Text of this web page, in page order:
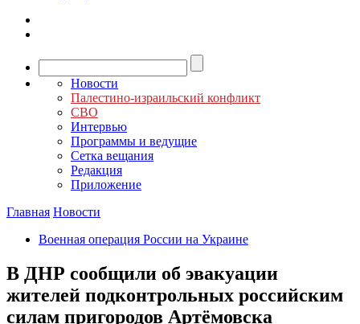
Новости
Палестино-израильский конфликт
СВО
Интервью
Программы и ведущие
Сетка вещания
Редакция
Приложение
Главная Новости
Военная операция России на Украине
В ДНР сообщили об эвакуации
жителей подконтрольных российским
силам пригородов Артёмовска